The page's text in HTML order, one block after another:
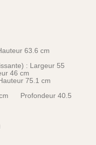
63.6 cm
: Largeur 55
46 cm
75.1 cm
cm Profondeur 40.5